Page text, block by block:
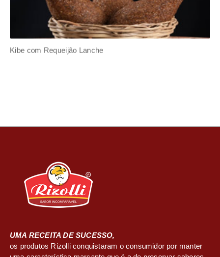
UMA RECEITA DE SUCESSO,
os produtos Rizolli conquistaram o consumidor por manter